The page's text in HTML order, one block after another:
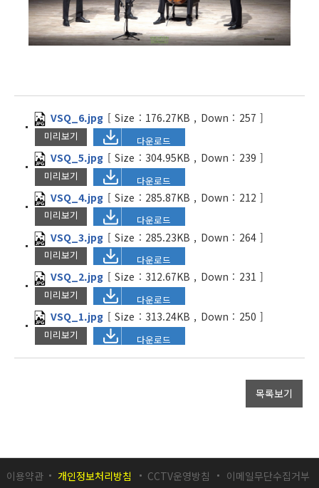
VSQ_6.jpg [ Size : 176.27KB , Down : 257 ]
미리보기 다운로드
VSQ_5.jpg [ Size : 304.95KB , Down : 239 ]
미리보기 다운로드
VSQ_4.jpg [ Size : 285.87KB , Down : 212 ]
미리보기 다운로드
VSQ_3.jpg [ Size : 285.23KB , Down : 264 ]
미리보기 다운로드
VSQ_2.jpg [ Size : 312.67KB , Down : 231 ]
미리보기 다운로드
VSQ_1.jpg [ Size : 313.24KB , Down : 250 ]
미리보기 다운로드
목록보기
이용약관 개인정보처리방침 CCTV운영방침 이메일무단수집거부